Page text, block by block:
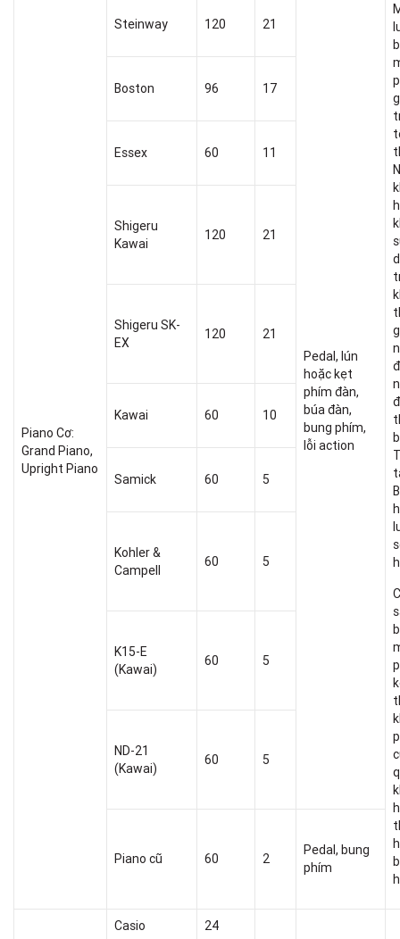
Piano Cơ:
Grand Piano,
Upright Piano
Steinway 120 21
Pedal, lún
hoặc kẹt
phím đàn,
búa đàn,
bung phím,
lỗi action
Boston 96 17
Essex 60 11
Shigeru
Kawai
120 21
Shigeru SK-
EX
120 21
Kawai 60 10
Samick 60 5
Kohler &
Campell
60 5
K15-E
(Kawai)
60 5
ND-21
(Kawai)
60 5
Piano cũ 60 2
Pedal, bung
phím
Casio 24